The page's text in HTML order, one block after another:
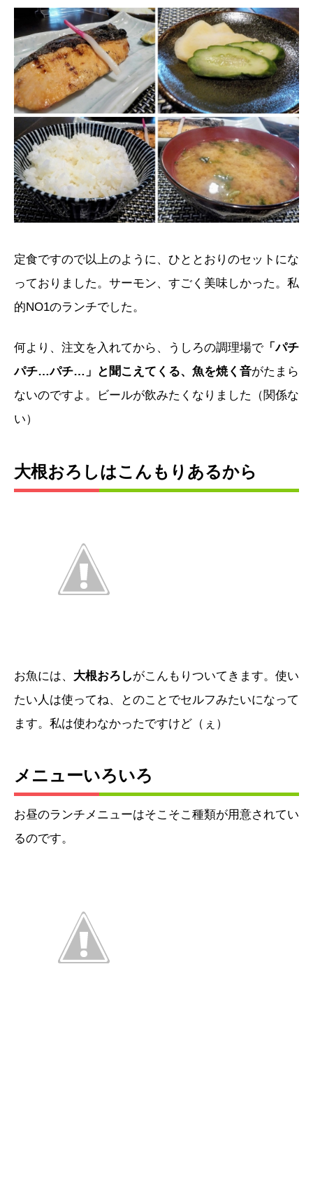
定食ですので以上のように、ひととおりのセットにな
っておりました。サーモン、すごく美味しかった。私
的NO1のランチでした。
何より、注文を入れてから、うしろの調理場で「パチ
パチ…パチ…」と聞こえてくる、魚を焼く音がたまら
ないのですよ。ビールが飲みたくなりました（関係な
い）
大根おろしはこんもりあるから
お魚には、 大根おろしがこんもりついてきます。使い
たい人は使ってね、とのことでセルフみたいになって
ます。私は使わなかったですけど（ぇ）
メニューいろいろ
お昼のランチメニューはそこそこ種類が用意されてい
るのです。